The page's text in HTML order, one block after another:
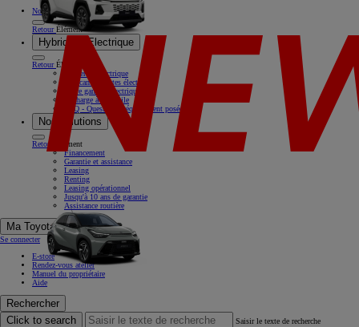
Nos offres
RetourÉlément
Hybride & Electrique
RetourÉlément
Rouler en électrique
Nos camionnettes électriques
Notre gamme électrique
Recharge à domicile
FAQ - Questions fréquemment posées
Nos solutions
Retour
Élément
Financement
Garantie et assistance
Leasing
Renting
Leasing opérationnel
Jusqu'à 10 ans de garantie
Assistance routière
Ma Toyota
Se connecter
E-store
Rendez-vous atelier
Manuel du propriétaire
Aide
Rechercher
Click to search
Saisir le texte de recherche